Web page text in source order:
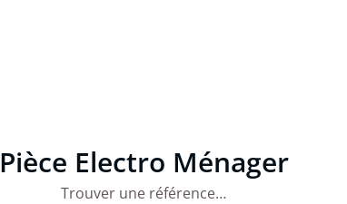
Pièce Electro Ménager
Trouver une référence…